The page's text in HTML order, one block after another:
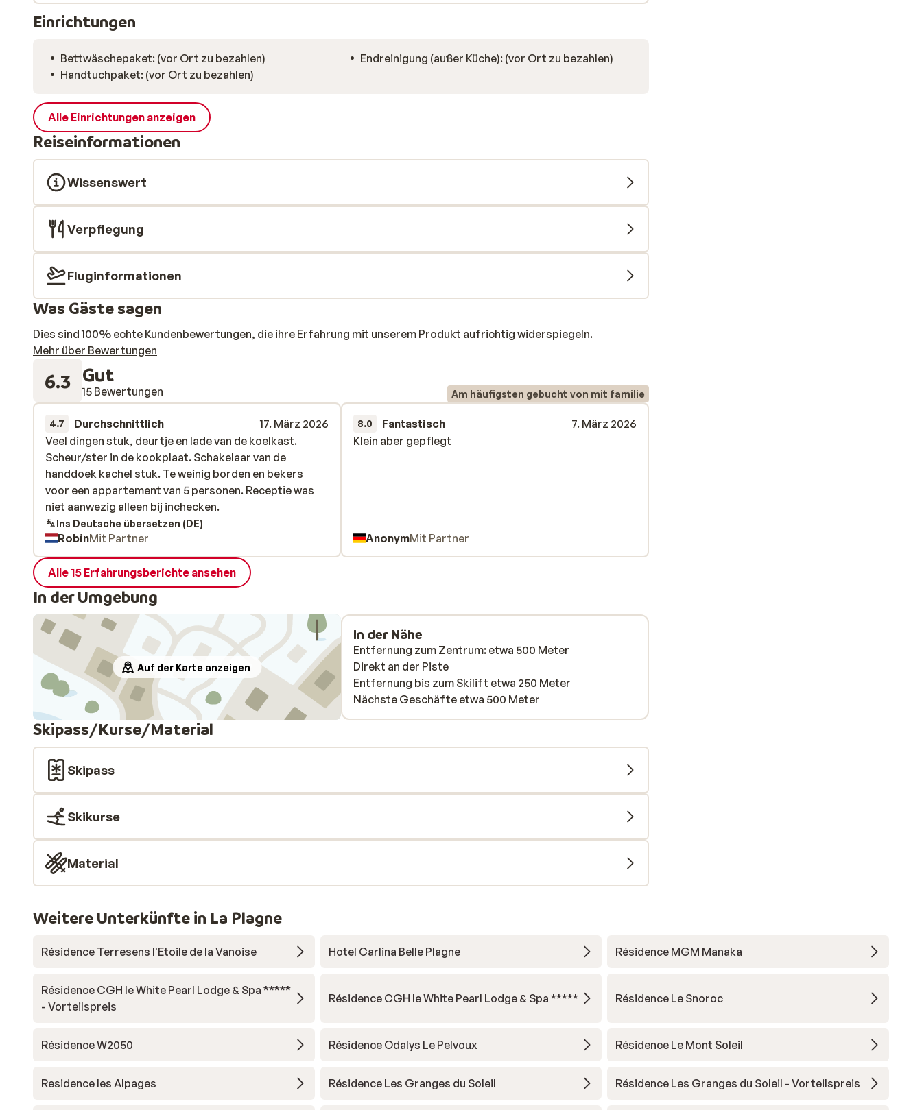
Einrichtungen
Bettwäschepaket: (vor Ort zu bezahlen)
Handtuchpaket: (vor Ort zu bezahlen)
Endreinigung (außer Küche): (vor Ort zu bezahlen)
Alle Einrichtungen anzeigen
Reiseinformationen
Wissenswert
Verpflegung
Fluginformationen
Was Gäste sagen
Dies sind 100% echte Kundenbewertungen, die ihre Erfahrung mit unserem Produkt aufrichtig widerspiegeln.
Mehr über Bewertungen
6.3 Gut
15 Bewertungen Am häufigsten gebucht von mit familie
4.7 Durchschnittlich
17. März 2026
Veel dingen stuk, deurtje en lade van de koelkast.
Scheur/ster in de kookplaat. Schakelaar van de
handdoek kachel stuk. Te weinig borden en bekers
voor een appartement van 5 personen. Receptie was
niet aanwezig alleen bij inchecken.
Veel dingen stuk, deurtje en lade van de koelkast.
Scheur/ster in de kookplaat. Schakelaar van de
handdoek kachel stuk. Te weinig borden en bekers
voor een appartement van 5 personen. Receptie was
niet aanwezig alleen bij inchecken.
Ins Deutsche übersetzen (DE)
RobinMit Partner
8.0 Fantastisch
7. März 2026
Klein aber gepflegt
Klein aber gepflegt
AnonymMit Partner
Alle 15 Erfahrungsberichte ansehen
In der Umgebung
Auf der Karte anzeigen
In der Nähe
Entfernung zum Zentrum: etwa 500 Meter
Direkt an der Piste
Entfernung bis zum Skilift etwa 250 Meter
Nächste Geschäfte etwa 500 Meter
Skipass/Kurse/Material
Skipass
Skikurse
Material
Weitere Unterkünfte in La Plagne
Résidence Terresens l'Etoile de la Vanoise Hotel Carlina Belle Plagne Résidence MGM Manaka
Résidence CGH le White Pearl Lodge & Spa *****
- Vorteilspreis
Résidence CGH le White Pearl Lodge & Spa ***** Résidence Le Snoroc
Résidence W2050 Résidence Odalys Le Pelvoux Résidence Le Mont Soleil
Residence les Alpages Résidence Les Granges du Soleil Résidence Les Granges du Soleil - Vorteilspreis